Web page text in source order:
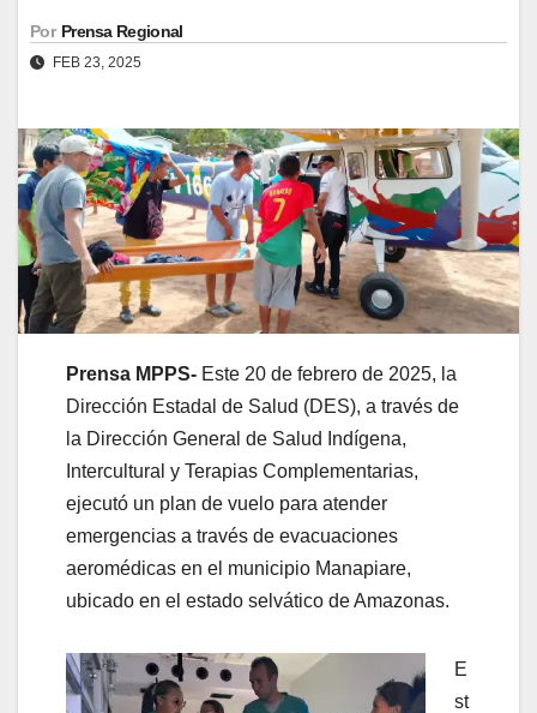
Por Prensa Regional
FEB 23, 2025
Prensa MPPS- Este 20 de febrero de 2025, la
Dirección Estadal de Salud (DES), a través de
la Dirección General de Salud Indígena,
Intercultural y Terapias Complementarias,
ejecutó un plan de vuelo para atender
emergencias a través de evacuaciones
aeromédicas en el municipio Manapiare,
ubicado en el estado selvático de Amazonas.
E
st